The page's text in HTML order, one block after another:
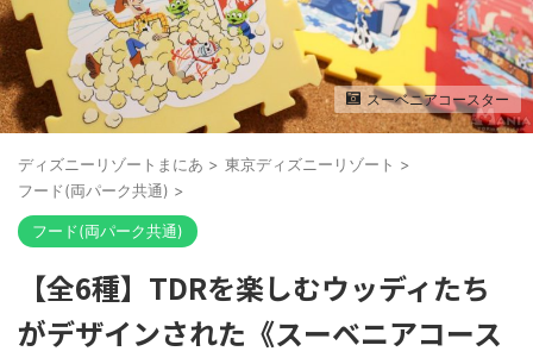
スーベニアコースター
ディズニーリゾートまにあ > 東京ディズニーリゾート >
フード(両パーク共通) >
フード(両パーク共通)
【全6種】TDRを楽しむウッディたち
がデザインされた《スーベニアコース